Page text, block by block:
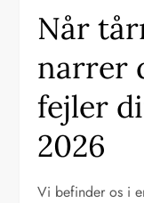
Når
narrer
fejler
2026
Vi befinder os i